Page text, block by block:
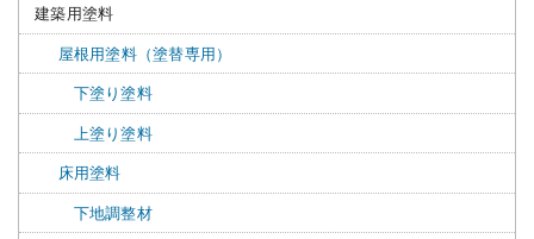
建築用塗料
屋根用塗料（塗替専用）
下塗り塗料
上塗り塗料
床用塗料
下地調整材